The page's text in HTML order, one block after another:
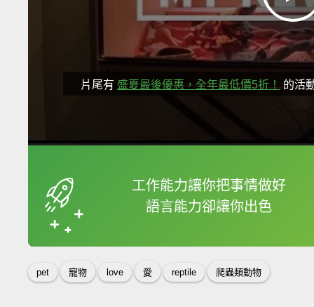
片尾有 盛夏最後優惠，全年最低價5折！ 的活
工作能力讓你把事情做好
語言能力卻讓你出色
框選或點兩下字幕可
pet 寵物 love 愛 reptile 爬蟲類動物